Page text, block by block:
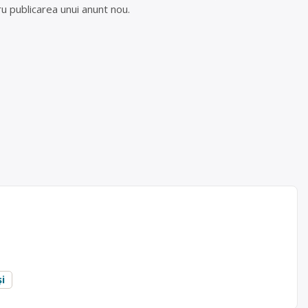
publicarea unui anunt nou.